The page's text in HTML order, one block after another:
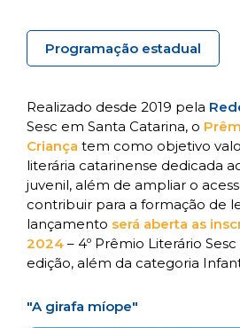
Programação estadual
Realizado desde 2019 pela
Sesc em Santa Catarina, o
Criança tem como objetivo
literária catarinense dedicada
juvenil, além de ampliar o
contribuir para a formação de
lançamento será aberta as
2024 – 4º Prêmio Literário
edição, além da categoria
"A girafa míope"